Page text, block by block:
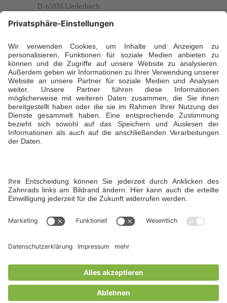
D-65835 Liederbach
info@hofgut-liederbach.de
Ansprechpartner
Daniela Büdenbender, Geschäftsführerin
T +49 173 5941929
Öffnungszeiten
Winter: Montag bis Freitag von 7:00 bis 22:00
Uhr und am Wochenende bis 19 Uhr
© Copyright 2026 Hofgut Liederbach